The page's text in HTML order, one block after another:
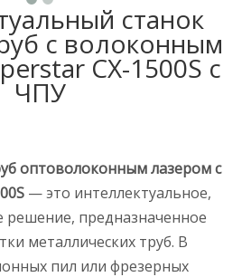
станок
с волоконным
CX-1500S с
ЧПУ
оптоволоконным лазером с
— это интеллектуальное,
решение, предназначенное
металлических труб. В
пил или фрезерных